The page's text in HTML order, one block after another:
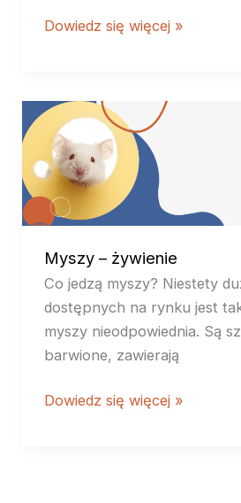
Dowiedz się więcej »
Myszy – żywienie
Co jedzą myszy? Niestety
dostępnych na rynku jest
myszy nieodpowiednia. Są
barwione, zawierają
Myszy
żywienie
Dowiedz się więcej »